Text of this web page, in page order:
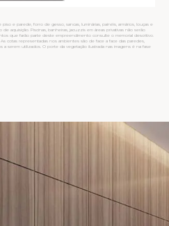
e parede, forro de gesso, sancas, luminárias, painéis, armários, louças e
aquisição. Piscinas, banheiras, jacuzzis em áreas privativas não serão
que farão parte deste empreendimento consulte o memorial descritivo.
cotas representadas nos ambientes são de face a face das paredes,
serem utilizados. O porte da vegetação ilustrada nas imagens é na fase